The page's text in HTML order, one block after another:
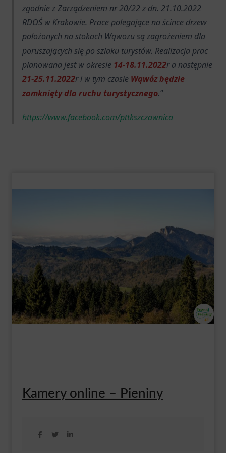
zgodnie z Zarządzeniem nr 20/22 z dn. 21.10.2022
RDOŚ w Krakowie. Prace polegające na ścince drzew
położonych na stokach Wąwozu są zagrożeniem dla
poruszających się po szlaku turystów. Realizacja prac
planowana jest w okresie 14-18.11.2022r a następnie
21-25.11.2022r i w tym czasie Wąwóz będzie
zamknięty dla ruchu turystycznego.
https://www.facebook.com/pttkszczawnica
Kamery online – Pieniny